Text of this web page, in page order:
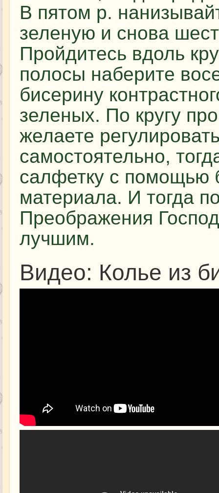
В пятом р.
зеленую и снова
Пройдитесь вдоль
полосы наберите
бисерину
зеленых. По кругу
желаете
самостоятельно,
салфетку с помощью
материала. И тогда
Преображения
лучшим.
Видео: Колье из